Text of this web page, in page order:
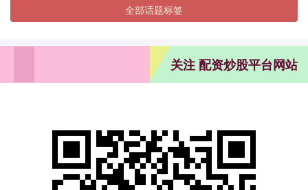
全部话题标签
关注 配资炒股平台网站